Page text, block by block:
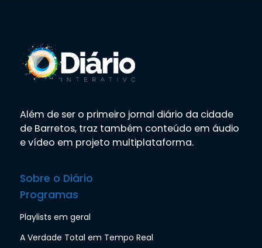
Além de ser o primeiro jornal diário da cidade
de Barretos, traz também conteúdo em áudio
e vídeo em projeto multiplataforma.
Sobre o Diário
Programas
Playlists em geral
A Verdade Total em Tempo Real